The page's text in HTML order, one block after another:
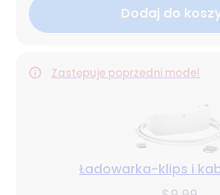
Dodaj do
Zastępuje poprzedni model
Ładowarka-klips i